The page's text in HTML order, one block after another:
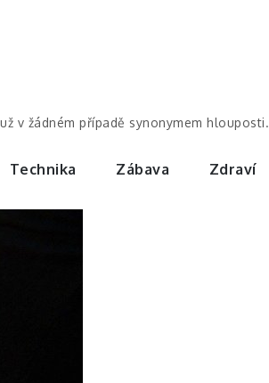
v žádném případě synonymem hlouposti.
Technika Zábava Zdraví